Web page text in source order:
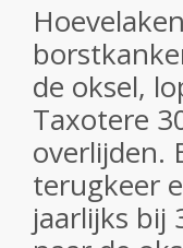
de oksel,
Taxotere
overlijden.
terugkeer
jaarlijks bij